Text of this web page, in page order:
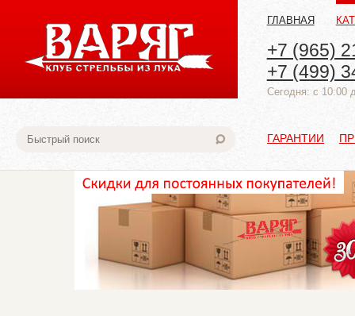
ГЛАВНАЯ
+7 (965)
+7 (499)
Cегодня: с 10:00
ГАРАНТИИ